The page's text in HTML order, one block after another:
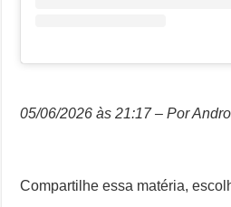
05/06/2026 às 21:17 – Por
Compartilhe essa matéria,